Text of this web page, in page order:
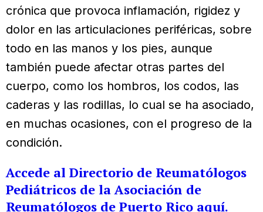
crónica que provoca inflamación, rigidez y
dolor en las articulaciones periféricas, sobre
todo en las manos y los pies, aunque
también puede afectar otras partes del
cuerpo, como los hombros, los codos, las
caderas y las rodillas, lo cual se ha asociado,
en muchas ocasiones, con el progreso de la
condición.
Accede al Directorio de Reumatólogos
Pediátricos de la Asociación de
Reumatólogos de Puerto Rico aquí.